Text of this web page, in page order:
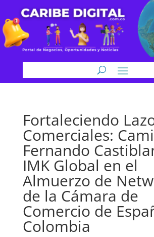
Fortaleciendo
Comerciales:
Fernando
IMK Global en el
Almuerzo de
de la Cámara de
Comercio de
Colombia